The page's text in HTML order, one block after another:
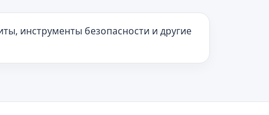
инструменты безопасности и другие